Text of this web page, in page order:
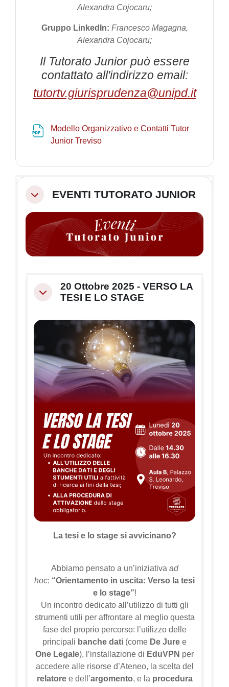
Alexandra Cojocaru;
Gruppo LinkedIn: Francesco Magagna,
Alexandra Cojocaru;
Il Tutorato Junior può essere
contattato all'indirizzo email:
tutortv.giurisprudenza@unipd.it
Modello Organizzativo e Contatti Tutor
Junior Treviso
MinimizzaEVENTI TUTORATO JUNIOR
Minimizza
20 Ottobre 2025 - VERSO LA
TESI E LO STAGE
La tesi e lo stage si avvicinano?
Abbiamo pensato a un’iniziativa ad
hoc: “Orientamento in uscita: Verso la tesi
e lo stage”!
Un incontro dedicato all’utilizzo di tutti gli
strumenti utili per affrontare al meglio questa
fase del proprio percorso: l’utilizzo delle
principali banche dati (come De Jure e
One Legale), l’installazione di EduVPN per
accedere alle risorse d’Ateneo, la scelta del
relatoree dell’argomento, e la procedura